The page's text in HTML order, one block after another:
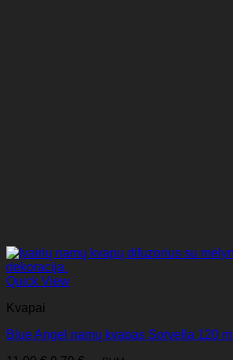
Quick View
Kvapai
Blue Angel namų kvapas Sorvella 120 ml